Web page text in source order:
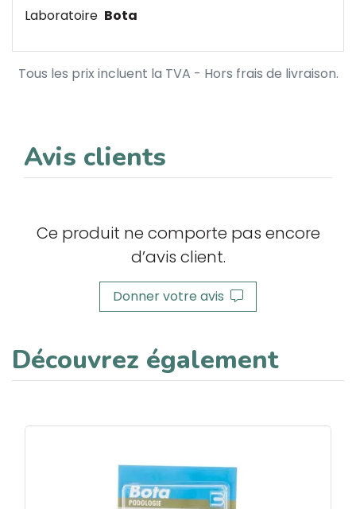
Laboratoire Bota
Tous les prix incluent la TVA - Hors frais de livraison.
Avis clients
Ce produit ne comporte pas encore
d’avis client.
Donner votre avis
Découvrez également